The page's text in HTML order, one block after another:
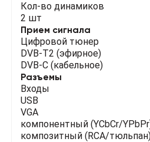
Кол-во динамиков
2 шт
Прием сигнала
Цифровой тюнер
DVB-T2 (эфирное)
DVB-C (кабельное)
Разъемы
Входы
USB
VGA
компонентный (YCbCr/
композитный (RCA/